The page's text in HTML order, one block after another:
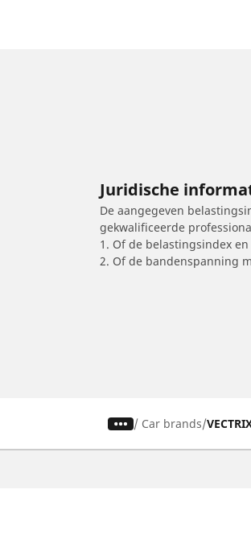
Juridische
De aangegeven
gekwalificeerde
1. Of de belastingsindex
2. Of de bandenspanning
/ Car brands